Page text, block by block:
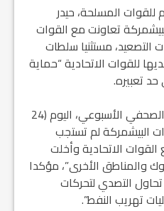
للقوات المسلحة، حيدر
تعاونت مع القوات
التصعيد، مستثنيا سلطات
للقوات الاتحادية “حماية
تعبيره.
وقال العبادي، في مؤتمره الصحفي الأسبوعي، اليوم (24
إن “قوات البيشمركة لم تستجب
الاتحادية وأخلت
والمناطق الأخرى”، مؤكدا
تحاول التصدي لتحركات
تهريب النفط”.